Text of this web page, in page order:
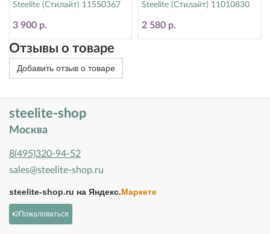
Steelite (Стилайт) 11550367
3 900 р.
Steelite (Стилайт) 11010830
2 580 р.
Отзывы о товаре
Добавить отзыв о товаре
steelite-shop
Москва
8(495)320-94-52
sales@steelite-shop.ru
steelite-shop.ru на Яндекс.Маркете
Пожаловаться